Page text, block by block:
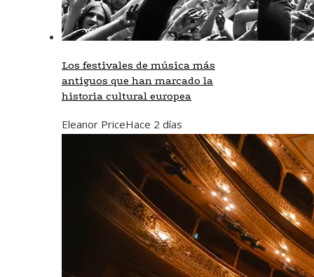
Los festivales de música más
antiguos que han marcado la
historia cultural europea
Eleanor PriceHace 2 días